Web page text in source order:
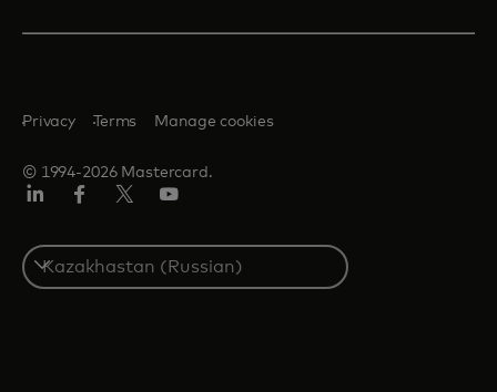
© 1994-2026 Mastercard.
Privacy Terms Manage cookies
Select
a
country